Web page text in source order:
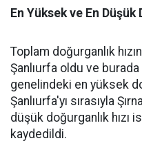
En Yüksek ve En Düşük
Toplam doğurganlık
Şanlıurfa oldu ve
genelindeki en yüksek
Şanlıurfa'yı sırasıyla
düşük doğurganlık hızı
kaydedildi.